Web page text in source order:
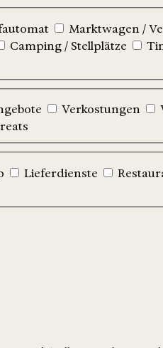
Marktwagen /
Camping / Stellplätze
Verkostungen
Lieferdienste